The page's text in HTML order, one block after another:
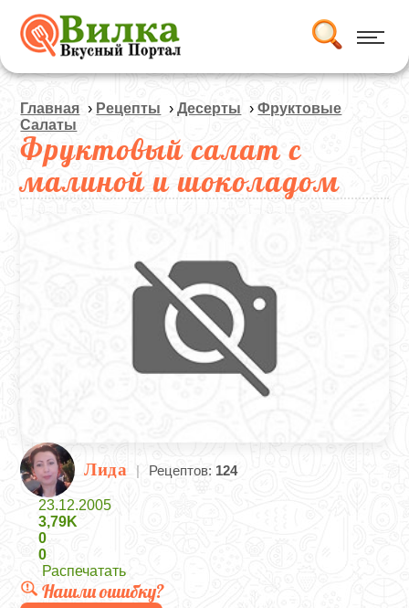
Главная › Рецепты ›Десерты ›Фруктовые
Салаты
Фруктовый салат с
малиной и шоколадом
Лида | Рецептов: 124
23.12.2005
3,79K
0
0
Распечатать
Нашли ошибку?